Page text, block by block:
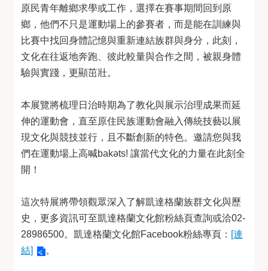
原民青年離鄉求學或工作，選擇在賽事期間回到原
鄉，他們不只是運動場上的參賽者，而是能在訓練與
比賽中找回身體記憶與重新連結族群與身分，此刻，
文化在往返地奔跑、彼此較量與合作之間，被親身體
驗與實踐，更顯茁壯。
本展覽將梳理日治時期為了教化與展示治理成果而延
伸的運動會，直至原住民族運動會融入傳統技藝以展
現文化與競技並行，且不斷創新的特色。邀請您與我
們在運動場上高喊bakəts! 讓當代文化的力量在此刻全
開！
這次特展將帶領觀眾深入了解凱達格蘭族群文化與歷
史，更多資訊可至凱達格蘭文化館粉絲頁查詢或洽02-
28986500。凱達格蘭文化館Facebook粉絲專頁： [連
結]
。